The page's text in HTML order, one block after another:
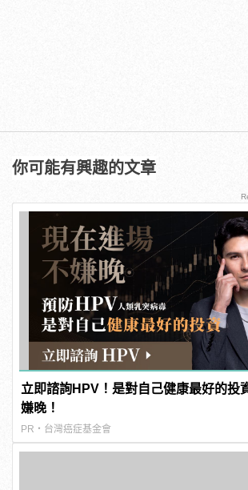
你可能有興趣的文章
立即諮詢HPV！是對自己健康最好的投
嫌晚！
PR・台灣癌症基金會